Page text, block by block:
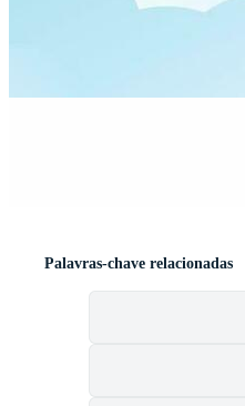
Palavras-chave relacionadas